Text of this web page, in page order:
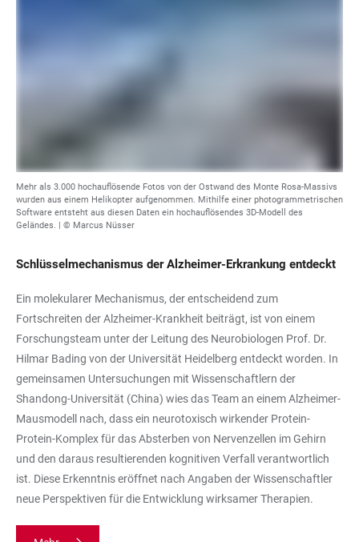
Mehr als 3.000 hochauflösende Fotos von der Ostwand des Monte Rosa-Massivs
wurden aus einem Helikopter aufgenommen. Mithilfe einer photogrammetrischen
Software entsteht aus diesen Daten ein hochauflösendes 3D-Modell des
Geländes. | © Marcus Nüsser
Schlüsselmechanismus der Alzheimer-Erkrankung entdeckt
Ein molekularer Mechanismus, der entscheidend zum
Fortschreiten der Alzheimer-Krankheit beiträgt, ist von einem
Forschungsteam unter der Leitung des Neurobiologen Prof. Dr.
Hilmar Bading von der Universität Heidelberg entdeckt worden. In
gemeinsamen Untersuchungen mit Wissenschaftlern der
Shandong-Universität (China) wies das Team an einem Alzheimer-
Mausmodell nach, dass ein neurotoxisch wirkender Protein-
Protein-Komplex für das Absterben von Nervenzellen im Gehirn
und den daraus resultierenden kognitiven Verfall verantwortlich
ist. Diese Erkenntnis eröffnet nach Angaben der Wissenschaftler
neue Perspektiven für die Entwicklung wirksamer Therapien.